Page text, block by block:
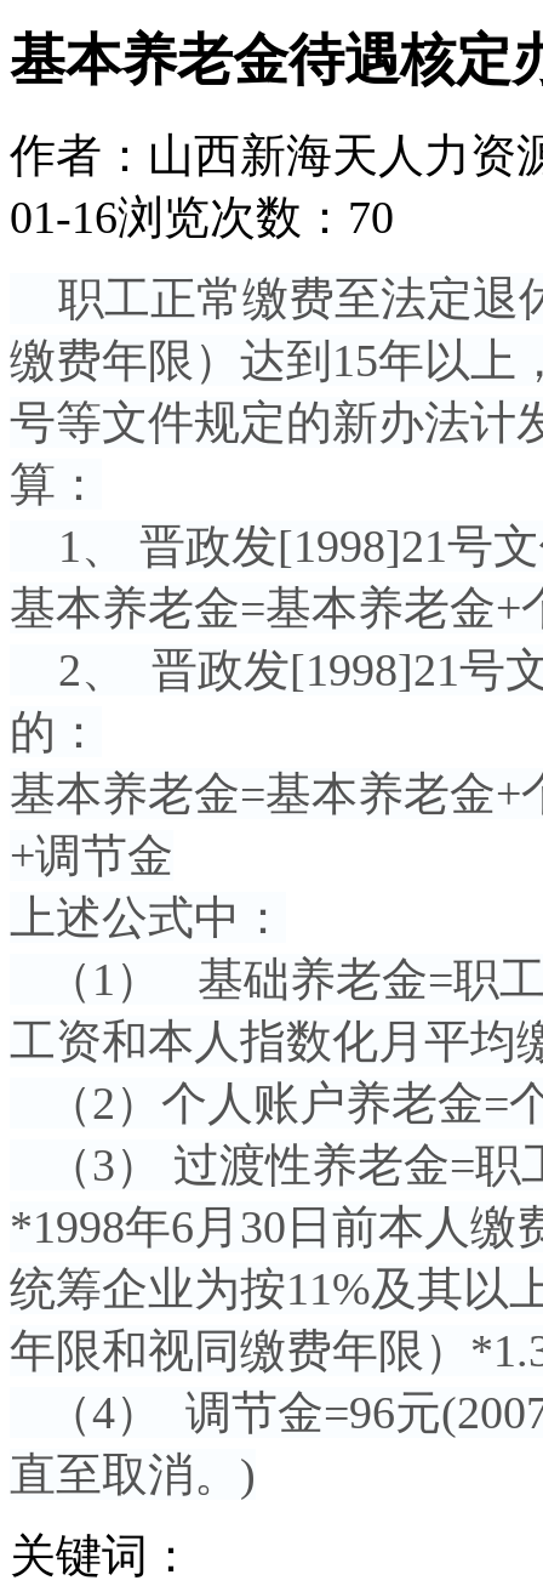
基本养老金待遇核定
作者：山西新海天人力资
01-16浏览次数：70
职工正常缴费至法定退
缴费年限）达到15年以上
号等文件规定的新办法计
算：
1、 晋政发[1998]21号
基本养老金=基本养老金+
2、 晋政发[1998]21号
的：
基本养老金=基本养老金
+调节金
上述公式中：
（1） 基础养老金=职
工资和本人指数化月平均
（2）个人账户养老金=
（3） 过渡性养老金=职
*1998年6月30日前本人
统筹企业为按11%及其以
年限和视同缴费年限）
（4） 调节金=96元
直至取消。)
关键词：